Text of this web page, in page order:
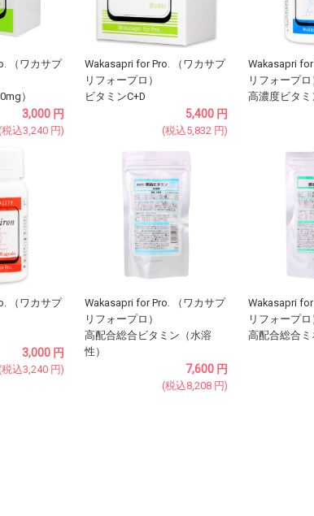
（ワカサプ
）
3,000 円
(税込3,240 円)
Wakasapri for Pro. （ワカサプ
リフォープロ）
ビタミンC+D
5,400 円
(税込5,832 円)
Wakasapri
リフォープロ
高濃度ビタミ
（ワカサプ
3,000 円
(税込3,240 円)
Wakasapri for Pro. （ワカサプ
リフォープロ）
高配合総合ビタミン（水溶
性）
7,600 円
(税込8,208 円)
Wakasapri
リフォープロ
高配合総合ミ